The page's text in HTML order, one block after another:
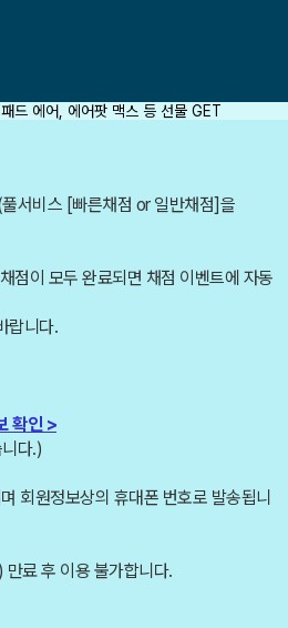
서비스 [빠른채점 or 일반채점]을
점이 모두 완료되면 채점 이벤트에 자동
랍니다.
확인 >
다.)
회원정보상의 휴대폰 번호로 발송됩니
료 후 이용 불가합니다.